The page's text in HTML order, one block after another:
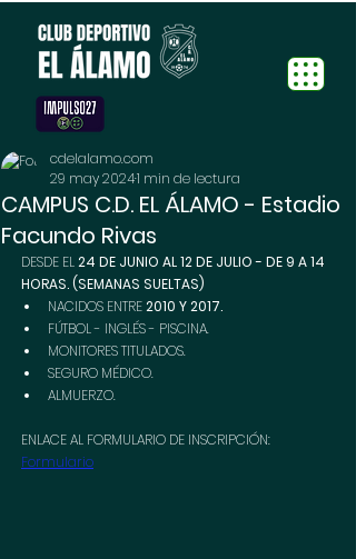
CAMPUS C.D. EL ÁLAMO - Estadio
Facundo Rivas
cdelalamo.com
29 may 20241 min de lectura
DESDE EL 24 DE JUNIO AL 12 DE JULIO - DE 9 A 14
HORAS. (SEMANAS SUELTAS)
NACIDOS ENTRE 2010 Y 2017.
FÚTBOL - INGLÉS - PISCINA.
MONITORES TITULADOS.
SEGURO MÉDICO.
ALMUERZO.
ENLACE AL FORMULARIO DE INSCRIPCIÓN:
Formulario